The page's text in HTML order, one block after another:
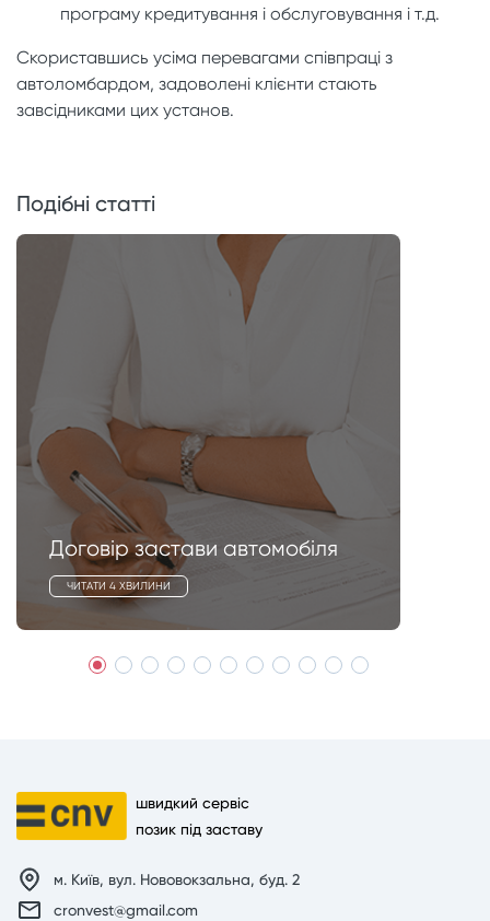
програму кредитування і обслуговування і т.д.
Скориставшись усіма перевагами співпраці з
автоломбардом, задоволені клієнти стають
завсідниками цих установ.
Подібні статті
Договір застави автомобіля
ЧИТАТИ 4 ХВИЛИНИ
швидкий сервіс
позик під заставу
м. Київ, вул. Нововокзальна, буд. 2
cronvest@gmail.com